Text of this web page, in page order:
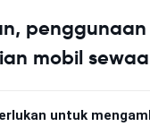
mobil
untuk